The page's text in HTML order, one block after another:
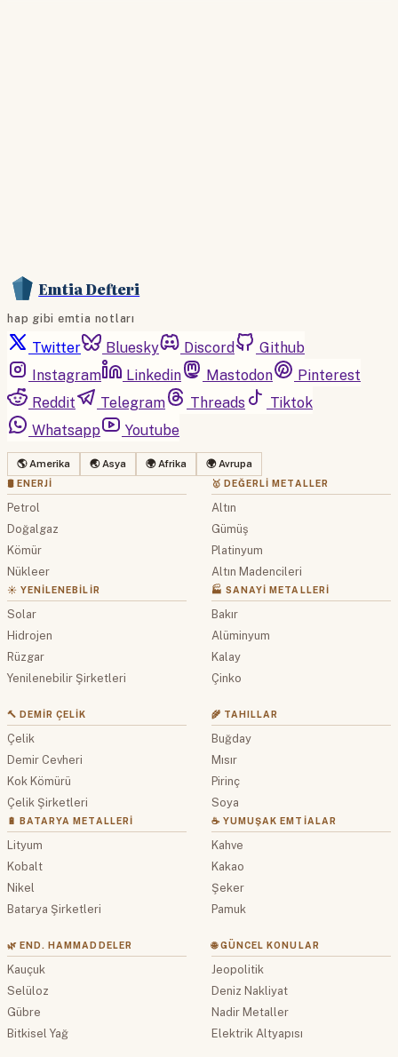
Emtia Defteri
hap gibi emtia notları
Twitter Bluesky Discord
Github
Instagram
Linkedin Mastodon
Pinterest
Reddit
Telegram Threads
Tiktok
Whatsapp
Youtube
🌎 Amerika 🌏 Asya 🌍 Afrika 🌍 Avrupa
🛢 ENERJI
Petrol
Doğalgaz
Kömür
Nükleer
☀️ YENILENEBILIR
Solar
Hidrojen
Rüzgar
Yenilenebilir Şirketleri
🥇 DEĞERLI METALLER
Altın
Gümüş
Platinyum
Altın Madencileri
🏭 SANAYI METALLERI
Bakır
Alüminyum
Kalay
Çinko
🔨 DEMIR ÇELIK
Çelik
Demir Cevheri
Kok Kömürü
Çelik Şirketleri
🔋 BATARYA METALLERI
Lityum
Kobalt
Nikel
Batarya Şirketleri
🌾 TAHILLAR
Buğday
Mısır
Pirinç
Soya
☕ YUMUŞAK EMTIALAR
Kahve
Kakao
Şeker
Pamuk
🌿 END. HAMMADDELER
Kauçuk
Selüloz
Gübre
Bitkisel Yağ
🌐 GÜNCEL KONULAR
Jeopolitik
Deniz Nakliyat
Nadir Metaller
Elektrik Altyapısı